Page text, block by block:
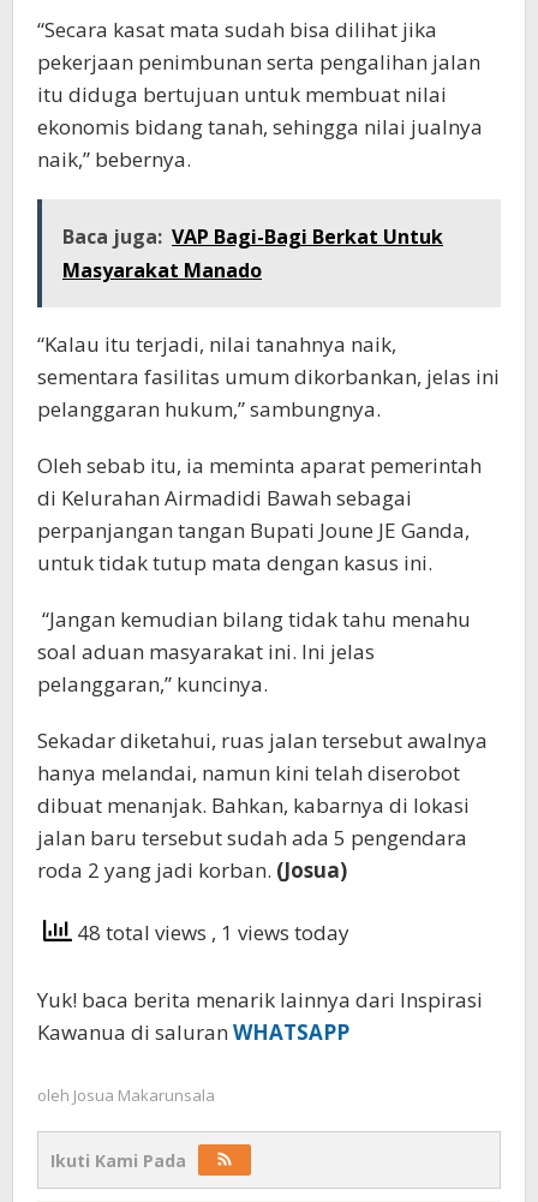
“Secara kasat mata sudah bisa dilihat jika
pekerjaan penimbunan serta pengalihan jalan
itu diduga bertujuan untuk membuat nilai
ekonomis bidang tanah, sehingga nilai jualnya
naik,” bebernya.
Baca juga: VAP Bagi-Bagi Berkat Untuk
Masyarakat Manado
“Kalau itu terjadi, nilai tanahnya naik,
sementara fasilitas umum dikorbankan, jelas ini
pelanggaran hukum,” sambungnya.
Oleh sebab itu, ia meminta aparat pemerintah
di Kelurahan Airmadidi Bawah sebagai
perpanjangan tangan Bupati Joune JE Ganda,
untuk tidak tutup mata dengan kasus ini.
“Jangan kemudian bilang tidak tahu menahu
soal aduan masyarakat ini. Ini jelas
pelanggaran,” kuncinya.
Sekadar diketahui, ruas jalan tersebut awalnya
hanya melandai, namun kini telah diserobot
dibuat menanjak. Bahkan, kabarnya di lokasi
jalan baru tersebut sudah ada 5 pengendara
roda 2 yang jadi korban. (Josua)
48 total views , 1 views today
Yuk! baca berita menarik lainnya dari Inspirasi
Kawanua di saluran WHATSAPP
oleh Josua Makarunsala
Ikuti Kami Pada